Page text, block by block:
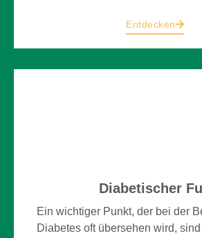
Entdecken
Diabetischer
Ein wichtiger Punkt, der bei der
Diabetes oft übersehen wird,